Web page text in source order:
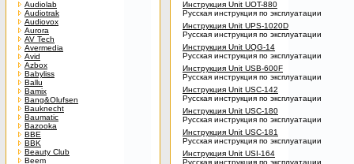
Audiolab
Audiotrak
Audiovox
Aurora
AV Tech
Avermedia
Avid
Azbox
Babyliss
Ballu
Bamix
Bang&Olufsen
Bauknecht
Baumatic
Bazooka
BBE
BBK
Beauty Club
Beem
Инструкция Unit UOT-880
Русская инструкция по эксплуатации
Инструкция Unit UPS-1020D
Русская инструкция по эксплуатации
Инструкция Unit UQG-14
Русская инструкция по эксплуатации
Инструкция Unit USB-600F
Русская инструкция по эксплуатации
Инструкция Unit USC-142
Русская инструкция по эксплуатации
Инструкция Unit USC-180
Русская инструкция по эксплуатации
Инструкция Unit USC-181
Русская инструкция по эксплуатации
Инструкция Unit USI-164
Русская инструкция по эксплуатации